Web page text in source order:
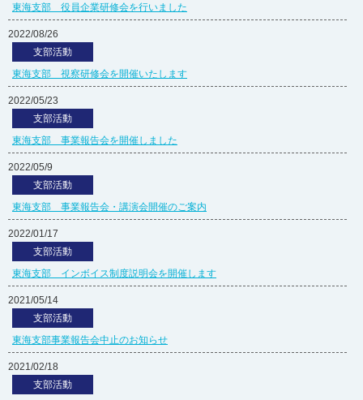
東海支部 役員企業研修会を行いました
2022/08/26
支部活動
東海支部 視察研修会を開催いたします
2022/05/23
支部活動
東海支部 事業報告会を開催しました
2022/05/9
支部活動
東海支部 事業報告会・講演会開催のご案内
2022/01/17
支部活動
東海支部 インボイス制度説明会を開催します
2021/05/14
支部活動
東海支部事業報告会中止のお知らせ
2021/02/18
支部活動